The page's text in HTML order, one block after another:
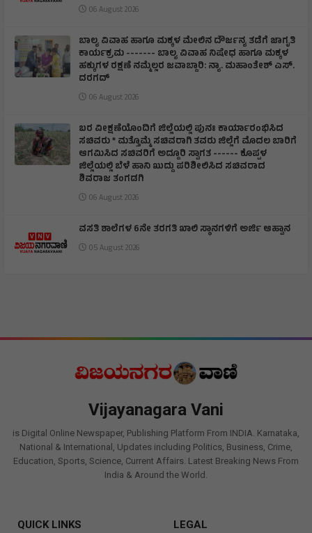
06 August 2026
ಬಾಲ್ಯ ವಿವಾಹ ಹಾಗೂ ಮಕ್ಕಳ ಮೇಲಿನ ದೌರ್ಜನ್ಯ ತಡೆಗೆ ಜಾಗೃತಿ
ಕಾರ್ಯಕ್ರಮ ------- ಬಾಲ್ಯ ವಿವಾಹ ನಿಷೇಧ ಹಾಗೂ ಮಕ್ಕಳ
ಹಕ್ಕುಗಳ ರಕ್ಷಣೆ ನಮ್ಮೆಲ್ಲರ ಜವಾಬ್ದಾರಿ: ನ್ಯಾ. ಮಹಾಂತೇಶ್ ಎಸ್.
ದರಗದ್
06 August 2026
ಬರ ವೀಕ್ಷಣೆಯೊಂದಿಗೆ ಜಿಲ್ಲೆಯಲ್ಲಿ ಪುನಃ ಕಾರ್ಯಾರಂಭಿಸಿದ
ಸಚಿವರು * ಮತ್ತೊಮ್ಮೆ ಸಚಿವರಾಗಿ ತವರು ಜಿಲ್ಲೆಗೆ ಮೊದಲ ಬಾರಿಗೆ
ಆಗಮಿಸಿದ ಸಚಿವರಿಗೆ ಅದ್ದೂರಿ ಸ್ವಾಗತ ------ ಕೊಪ್ಪಳ
ಜಿಲ್ಲೆಯಲ್ಲಿ ಬೆಳೆ ಹಾನಿ ಖುದ್ದು ಪರಿಶೀಲಿಸಿದ ಸಚಿವರಾದ
ಶಿವರಾಜ ತಂಗಡಗಿ
06 August 2026
ವಸತಿ ಶಾಲೆಗಳ 6ನೇ ತರಗತಿ ಖಾಲಿ ಸ್ಥಾನಗಳಿಗೆ ಅರ್ಜಿ ಆಹ್ವಾನ
05 August 2026
Vijayanagara Vani
is Digital Online Newspaper, Publishing Platform From INDIA. Karnataka,
National & International, Updates including Politics, Business, Crime,
Education, Sports, Science, Current Affairs. Latest Breaking News From
India & Around the World.
QUICK LINKS LEGAL